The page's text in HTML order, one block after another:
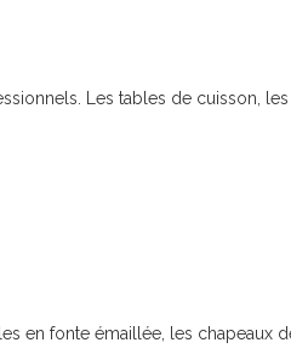
Les tables de cuisson,
en fonte émaillée, les chapeaux